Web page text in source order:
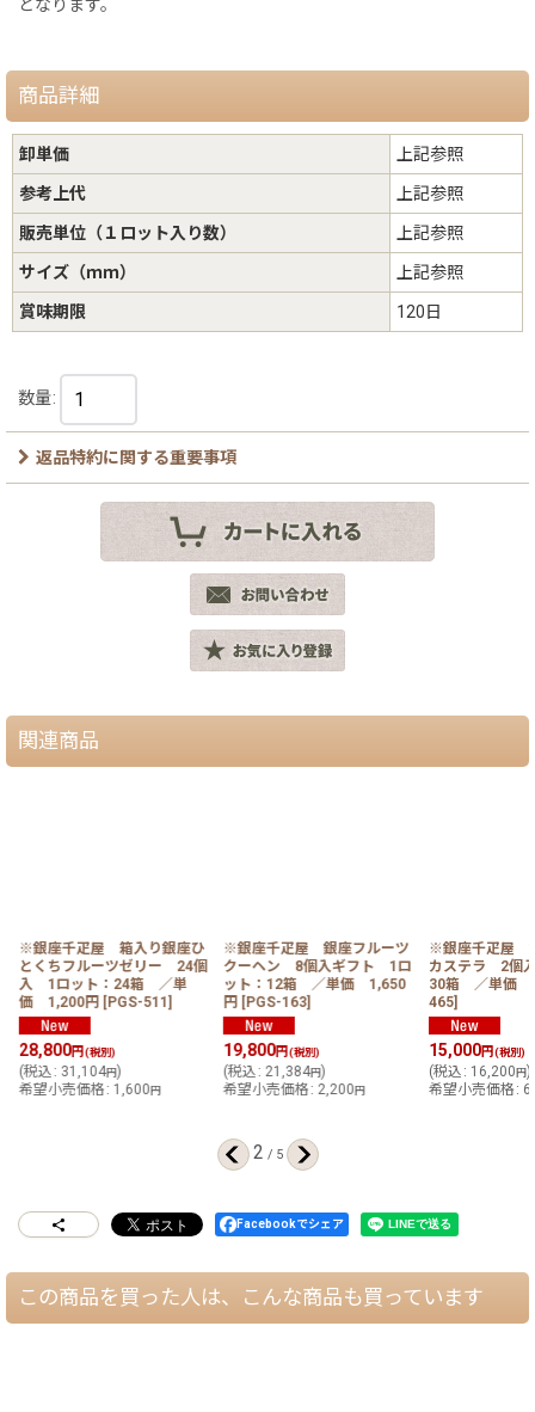
となります。
商品詳細
卸単価 上記参照
参考上代 上記参照
販売単位（１ロット入り数） 上記参照
サイズ（ｍｍ） 上記参照
賞味期限 120日
数量:
返品特約に関する重要事項
関連商品
※銀座千疋屋 箱入り銀座ひ
とくちフルーツゼリー 24個
入 1ロット：24箱 ／単
価 1,200円 [PGS-511]
28,800円(税別)
(税込: 31,104円)
希望小売価格: 1,600円
※銀座千疋屋 銀座フルーツ
クーヘン 8個入ギフト 1ロ
ット：12箱 ／単価 1,650
円 [PGS-163]
19,800円(税別)
(税込: 21,384円)
希望小売価格: 2,200円
※銀座千疋屋
カステラ 2個
30箱 ／単価
465]
15,000円(税別)
(税込 : 16,200円)
希望小売価格 :
2 / 5
Facebookでシェア
この商品を買った人は、こんな商品も買っています